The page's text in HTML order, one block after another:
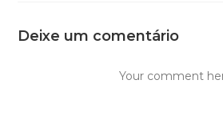
Deixe um comentário